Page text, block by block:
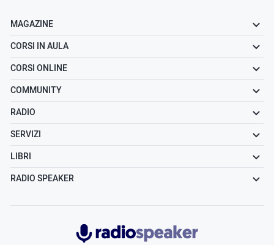
MAGAZINE
CORSI IN AULA
CORSI ONLINE
COMMUNITY
RADIO
SERVIZI
LIBRI
RADIO SPEAKER
Radiospeaker.it